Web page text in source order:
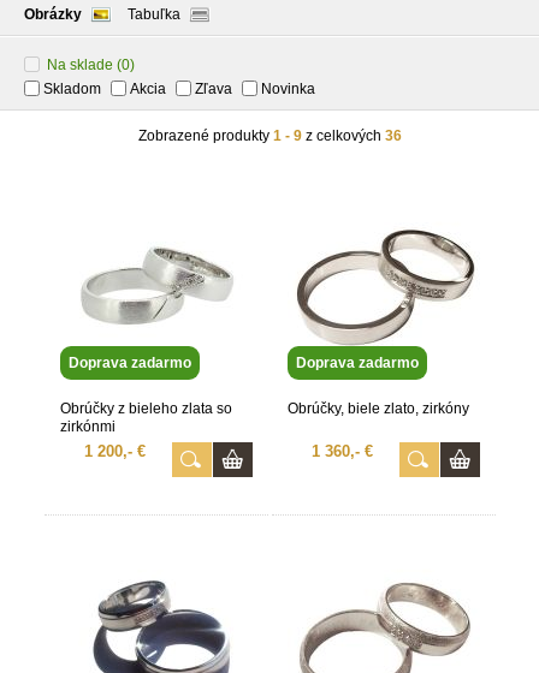
Obrázky
Tabuľka
Na sklade (0)
Skladom
Akcia Zľava Novinka
Zobrazené produkty 1 - 9z celkových 36
Doprava zadarmo
Obrúčky z bieleho zlata so
zirkónmi
1 200,- €
Doprava zadarmo
Obrúčky, biele zlato, zirkóny
1 360,- €